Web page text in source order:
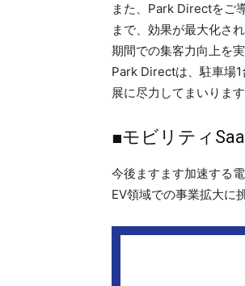
また、Park Directをご
まで、効果が最大化さ
期間での集客力向上を実
Park Directは、駐車場
展に尽力してまいります
■モビリティ
今後ますます加速する
EV領域での事業拡大に